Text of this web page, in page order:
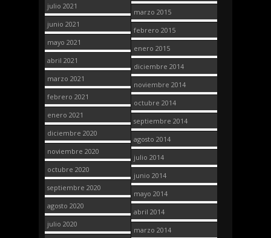
julio 2021
junio 2021
mayo 2021
abril 2021
marzo 2021
febrero 2021
enero 2021
diciembre 2020
noviembre 2020
octubre 2020
septiembre 2020
agosto 2020
julio 2020
marzo 2015
febrero 2015
enero 2015
diciembre 2014
noviembre 2014
octubre 2014
septiembre 2014
agosto 2014
julio 2014
junio 2014
mayo 2014
abril 2014
marzo 2014